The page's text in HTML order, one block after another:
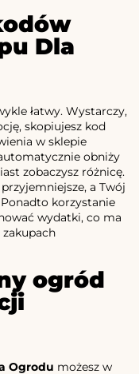
Dla
łatwy. Wystarczy,
skopiujesz kod
w sklepie
obniży
zobaczysz różnicę.
a Twój
korzystanie
wydatki, co ma
ogród
Ogrodu możesz w